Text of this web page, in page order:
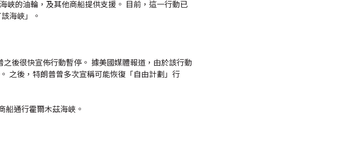
峽的油輪，及其他商船提供支援。 目前，這一行動已
海峽」。
後很快宣佈行動暫停。 據美國媒體報道，由於該行動
之後，特朗普曾多次宣稱可能恢復「自由計劃」行
船通行霍爾木茲海峽。